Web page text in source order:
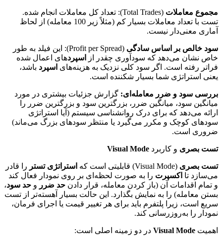
مجموع معاملات
(Total Trades): تعداد کل معاملات انجام شده.
تست با تعداد معاملات بسیار کم (مثلاً زیر 100 معامله) از لحاظ
آماری معنی‌دار نیست.
سود خالص بر اساس سادگی
(Profit per Spread): این فیلد به طور
خاص نشان می‌دهد که سودآوری چقدر از
اسپردهای اعمال شده
فراتر رفته است. اگر سود کلی نزدیک به هزینه‌های اسپرد باشد،
یعنی استراتژی شما بسیار شکننده است.
بررسی سود و ضرر معامله‌ای: گزارش جزئیات بیشتری در مورد
میانگین سود، میانگین ضرر، بزرگترین سود و بزرگترین ضرر را
ارائه می‌دهد که برای درک روانشناسی سیستم (آیا استراتژی
سودهای کوچک و مکرر می‌گیرد یا منتظر سودهای بزرگ می‌ماند)
ضروری است.
تست بصری و کاربرد Visual Mode
تست بصری (Visual Mode) قابلیتی است که استراتژی تستر را قادر
می‌سازد تا اکسپرت را به صورت لحظه‌ای بر روی نمودار فعال کند
و تمام اقدامات آن (باز کردن معامله، قرار دادن حد ضرر و حد سود،
بستن معامله) را به نمایش بگذارد. این حالت بسیار آهسته‌تر از تست
سریع است، زیرا پلتفرم باید برای هر تغییر قیمت یا اجرای فرمان،
نمودار را به‌روزرسانی کند.
اهمیت Visual Mode در دو زمینه اصلی است: